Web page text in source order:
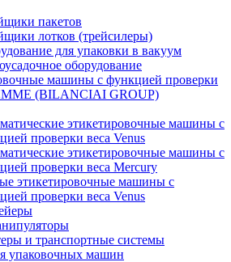
пакетов
лотков (трейсилеры)
для упаковки в вакуум
оборудование
машины с функцией проверки
(BILANCIAI GROUP)
этикетировочные машины с
проверки веса Venus
этикетировочные машины с
проверки веса Mercury
этикетировочные машины с
проверки веса Venus
и транспортные системы
упаковочных машин